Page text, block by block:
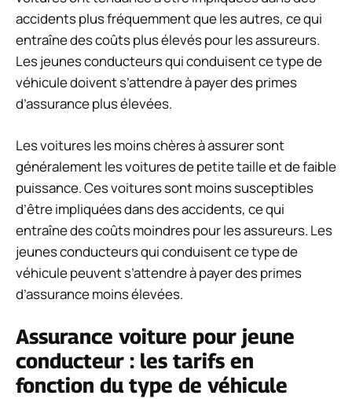
accidents plus fréquemment que les autres, ce qui
entraîne des coûts plus élevés pour les assureurs.
Les jeunes conducteurs qui conduisent ce type de
véhicule doivent s’attendre à payer des primes
d’assurance plus élevées.
Les voitures les moins chères à assurer sont
généralement les voitures de petite taille et de faible
puissance. Ces voitures sont moins susceptibles
d’être impliquées dans des accidents, ce qui
entraîne des coûts moindres pour les assureurs. Les
jeunes conducteurs qui conduisent ce type de
véhicule peuvent s’attendre à payer des primes
d’assurance moins élevées.
Assurance voiture pour jeune
conducteur : les tarifs en
fonction du type de véhicule